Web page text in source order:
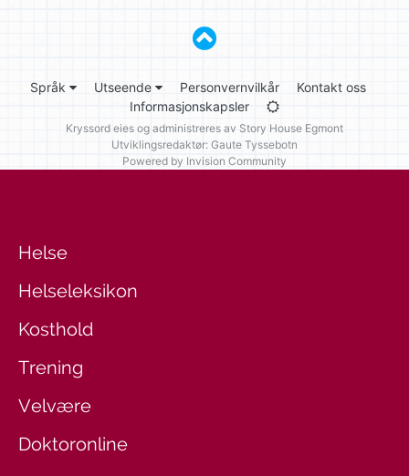
Språk Utseende Personvernvilkår
Kontakt oss
Informasjonskapsler
Kryssord eies og administreres av Story House Egmont
Utviklingsredaktør: Gaute Tyssebotn
Powered by Invision Community
Helse
Helseleksikon
Kosthold
Trening
Velvære
Doktoronline